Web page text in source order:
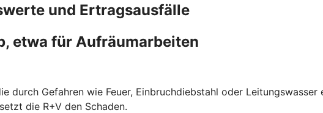
und Ertragsausfälle
etwa für Aufräumarbeiten
durch Gefahren wie Feuer, Einbruchdiebstahl oder Leitungswasser
die R+V den Schaden.